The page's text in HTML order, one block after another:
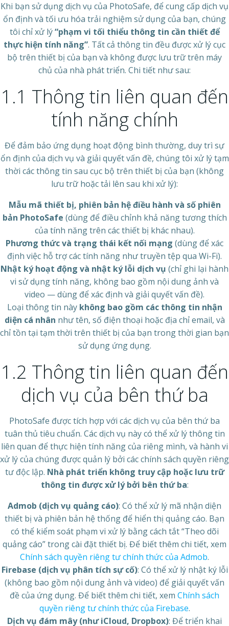
Khi bạn sử dụng dịch vụ của PhotoSafe, để cung cấp dịch vụ
ổn định và tối ưu hóa trải nghiệm sử dụng của bạn, chúng
tôi chỉ xử lý“phạm vi tối thiểu thông tin cần thiết để
thực hiện tính năng”. Tất cả thông tin đều được xử lý cục
bộ trên thiết bị của bạn và không được lưu trữ trên máy
chủ của nhà phát triển. Chi tiết như sau:
1.1 Thông tin liên quan đến
tính năng chính
Để đảm bảo ứng dụng hoạt động bình thường, duy trì sự
ổn định của dịch vụ và giải quyết vấn đề, chúng tôi xử lý tạm
thời các thông tin sau cục bộ trên thiết bị của bạn (không
lưu trữ hoặc tải lên sau khi xử lý):
Mẫu mã thiết bị, phiên bản hệ điều hành và số phiên
bản PhotoSafe (dùng để điều chỉnh khả năng tương thích
của tính năng trên các thiết bị khác nhau).
Phương thức và trạng thái kết nối mạng (dùng để xác
định việc hỗ trợ các tính năng như truyền tệp qua Wi-Fi).
Nhật ký hoạt động và nhật ký lỗi dịch vụ (chỉ ghi lại hành
vi sử dụng tính năng, không bao gồm nội dung ảnh và
video — dùng để xác định và giải quyết vấn đề).
Loại thông tin này không bao gồm các thông tin nhận
diện cá nhân như tên, số điện thoại hoặc địa chỉ email, và
chỉ tồn tại tạm thời trên thiết bị của bạn trong thời gian bạn
sử dụng ứng dụng.
1.2 Thông tin liên quan đến
dịch vụ của bên thứ ba
PhotoSafe được tích hợp với các dịch vụ của bên thứ ba
tuân thủ tiêu chuẩn. Các dịch vụ này có thể xử lý thông tin
liên quan để thực hiện tính năng của riêng mình, và hành vi
xử lý của chúng được quản lý bởi các chính sách quyền riêng
tư độc lập. Nhà phát triển không truy cập hoặc lưu trữ
thông tin được xử lý bởi bên thứ ba:
Admob (dịch vụ quảng cáo): Có thể xử lý mã nhận diện
thiết bị và phiên bản hệ thống để hiển thị quảng cáo. Bạn
có thể kiểm soát phạm vi xử lý bằng cách tắt “Theo dõi
quảng cáo” trong cài đặt thiết bị. Để biết thêm chi tiết, xem
Chính sách quyền riêng tư chính thức của Admob.
Firebase (dịch vụ phân tích sự cố): Có thể xử lý nhật ký lỗi
(không bao gồm nội dung ảnh và video) để giải quyết vấn
đề của ứng dụng. Để biết thêm chi tiết, xem Chính sách
quyền riêng tư chính thức của Firebase.
Dịch vụ đám mây (như iCloud, Dropbox): Để triển khai